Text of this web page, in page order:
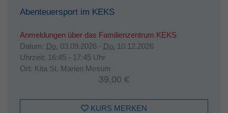
Abenteuersport im KEKS
Anmeldungen über das Familienzentrum KEKS
Datum: Do. 03.09.2026 - Do. 10.12.2026
Uhrzeit: 16:45 - 17:45 Uhr
Ort: Kita St. Marien Mesum
39,00 €
KURS MERKEN